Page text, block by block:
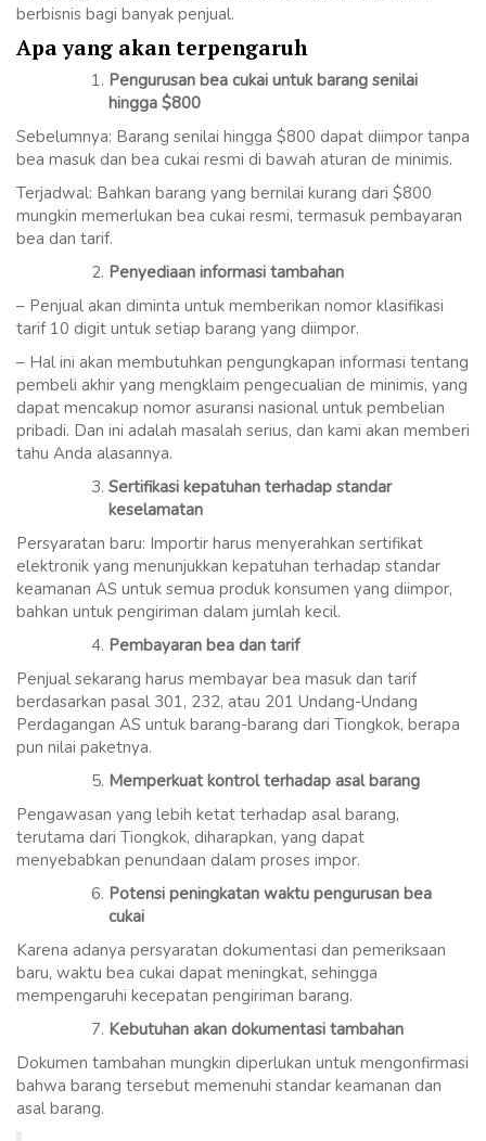
berbisnis bagi banyak penjual.
Apa yang akan terpengaruh
Pengurusan bea cukai untuk barang senilai
hingga $800
Sebelumnya: Barang senilai hingga $800 dapat diimpor tanpa
bea masuk dan bea cukai resmi di bawah aturan de minimis.
Terjadwal: Bahkan barang yang bernilai kurang dari $800
mungkin memerlukan bea cukai resmi, termasuk pembayaran
bea dan tarif.
Penyediaan informasi tambahan
– Penjual akan diminta untuk memberikan nomor klasifikasi
tarif 10 digit untuk setiap barang yang diimpor.
– Hal ini akan membutuhkan pengungkapan informasi tentang
pembeli akhir yang mengklaim pengecualian de minimis, yang
dapat mencakup nomor asuransi nasional untuk pembelian
pribadi. Dan ini adalah masalah serius, dan kami akan memberi
tahu Anda alasannya.
Sertifikasi kepatuhan terhadap standar
keselamatan
Persyaratan baru: Importir harus menyerahkan sertifikat
elektronik yang menunjukkan kepatuhan terhadap standar
keamanan AS untuk semua produk konsumen yang diimpor,
bahkan untuk pengiriman dalam jumlah kecil.
Pembayaran bea dan tarif
Penjual sekarang harus membayar bea masuk dan tarif
berdasarkan pasal 301, 232, atau 201 Undang-Undang
Perdagangan AS untuk barang-barang dari Tiongkok, berapa
pun nilai paketnya.
Memperkuat kontrol terhadap asal barang
Pengawasan yang lebih ketat terhadap asal barang,
terutama dari Tiongkok, diharapkan, yang dapat
menyebabkan penundaan dalam proses impor.
Potensi peningkatan waktu pengurusan bea
cukai
Karena adanya persyaratan dokumentasi dan pemeriksaan
baru, waktu bea cukai dapat meningkat, sehingga
mempengaruhi kecepatan pengiriman barang.
Kebutuhan akan dokumentasi tambahan
Dokumen tambahan mungkin diperlukan untuk mengonfirmasi
bahwa barang tersebut memenuhi standar keamanan dan
asal barang.